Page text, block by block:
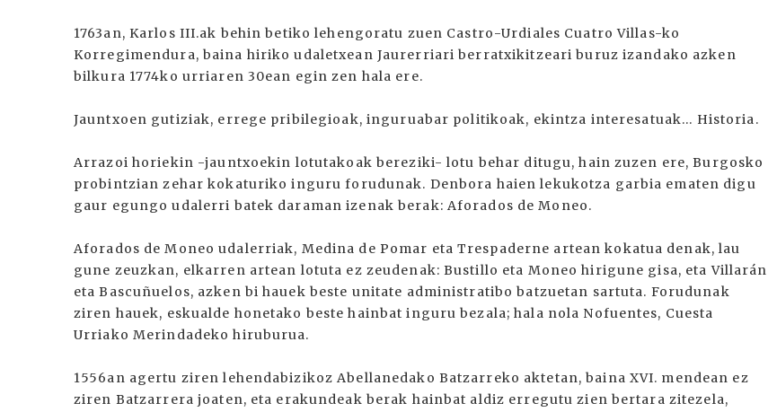
1763an, Karlos III.ak behin betiko lehengoratu zuen Castro-Urdiales Cuatro Villas-ko
Korregimendura, baina hiriko udaletxean Jaurerriari berratxikitzeari buruz izandako azken
bilkura 1774ko urriaren 30ean egin zen hala ere.
Jauntxoen gutiziak, errege pribilegioak, inguruabar politikoak, ekintza interesatuak... Historia.
Arrazoi horiekin -jauntxoekin lotutakoak bereziki- lotu behar ditugu, hain zuzen ere, Burgosko
probintzian zehar kokaturiko inguru forudunak. Denbora haien lekukotza garbia ematen digu
gaur egungo udalerri batek daraman izenak berak: Aforados de Moneo.
Aforados de Moneo udalerriak, Medina de Pomar eta Trespaderne artean kokatua denak, lau
gune zeuzkan, elkarren artean lotuta ez zeudenak: Bustillo eta Moneo hirigune gisa, eta Villarán
eta Bascuñuelos, azken bi hauek beste unitate administratibo batzuetan sartuta. Forudunak
ziren hauek, eskualde honetako beste hainbat inguru bezala; hala nola Nofuentes, Cuesta
Urriako Merindadeko hiruburua.
1556an agertu ziren lehendabizikoz Abellanedako Batzarreko aktetan, baina XVI. mendean ez
ziren Batzarrera joaten, eta erakundeak berak hainbat aldiz erregutu zien bertara zitezela,